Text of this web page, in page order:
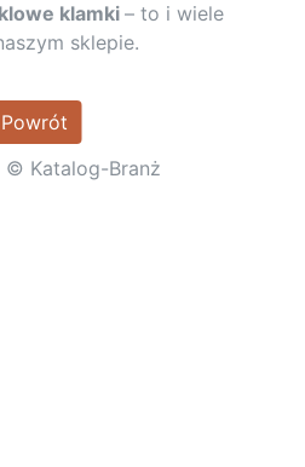
klamki– to i wiele
sklepie.
Powrót
© Katalog-Branż